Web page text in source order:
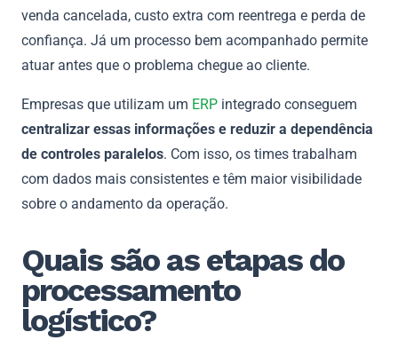
venda cancelada, custo extra com reentrega e perda de
confiança. Já um processo bem acompanhado permite
atuar antes que o problema chegue ao cliente.
Empresas que utilizam um ERP integrado conseguem
centralizar essas informações e reduzir a dependência
de controles paralelos. Com isso, os times trabalham
com dados mais consistentes e têm maior visibilidade
sobre o andamento da operação.
Quais são as etapas do
processamento
logístico?